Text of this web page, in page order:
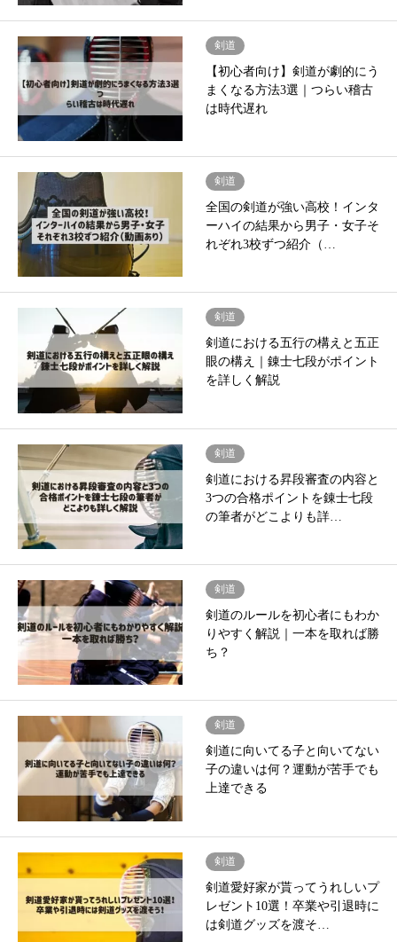
剣道
【初心者向け】剣道が劇的にう
まくなる方法3選｜つらい稽古
は時代遅れ
剣道
全国の剣道が強い高校！インタ
ーハイの結果から男子・女子そ
れぞれ3校ずつ紹介（…
剣道
剣道における五行の構えと五正
眼の構え｜錬士七段がポイント
を詳しく解説
剣道
剣道における昇段審査の内容と
3つの合格ポイントを錬士七段
の筆者がどこよりも詳…
剣道
剣道のルールを初心者にもわか
りやすく解説｜一本を取れば勝
ち？
剣道
剣道に向いてる子と向いてない
子の違いは何？運動が苦手でも
上達できる
剣道
剣道愛好家が貰ってうれしいプ
レゼント10選！卒業や引退時に
は剣道グッズを渡そ…